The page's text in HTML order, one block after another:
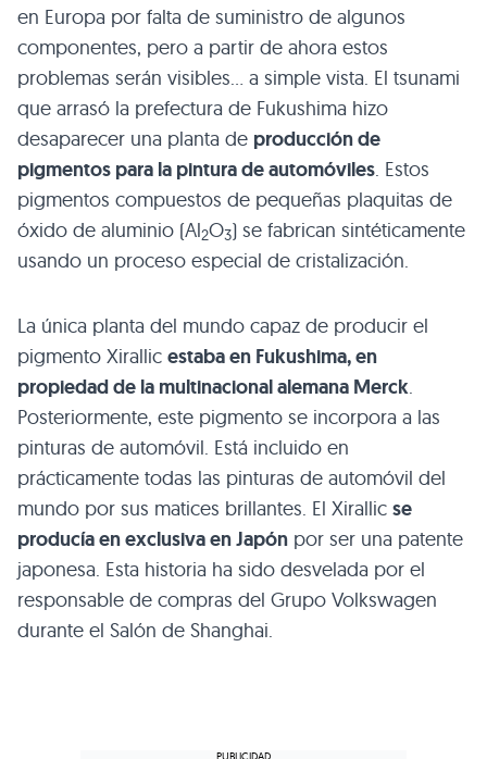
en Europa por falta de suministro de algunos
componentes, pero a partir de ahora estos
problemas serán visibles… a simple vista. El tsunami
que arrasó la prefectura de Fukushima hizo
desaparecer una planta de producción de
pigmentos para la pintura de automóviles. Estos
pigmentos compuestos de pequeñas plaquitas de
óxido de aluminio (Al2O3) se fabrican sintéticamente
usando un proceso especial de cristalización.
La única planta del mundo capaz de producir el
pigmento Xirallic estaba en Fukushima, en
propiedad de la multinacional alemana Merck.
Posteriormente, este pigmento se incorpora a las
pinturas de automóvil. Está incluido en
prácticamente todas las pinturas de automóvil del
mundo por sus matices brillantes. El Xirallic se
producía en exclusiva en Japón por ser una patente
japonesa. Esta historia ha sido desvelada por el
responsable de compras del Grupo Volkswagen
durante el Salón de Shanghai.